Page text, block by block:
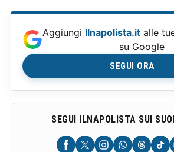
Aggiungi Ilnapolista.it alle
su Google
SEGUI ORA
SEGUI ILNAPOLISTA SUI